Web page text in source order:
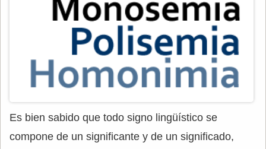
Es bien sabido que todo signo lingüístico se
compone de un significante y de un significado,